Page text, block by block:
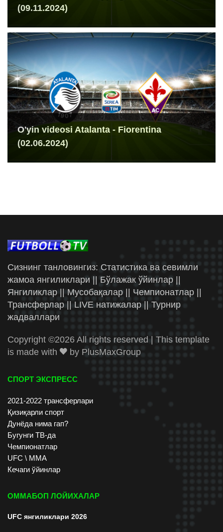
(09.11.2024)
O'yin videosi Atalanta - Fiorentina
(02.06.2024)
Сизнинг танловингиз: Статистика ва севимли
жамоа янгиликлари || Бўлажак ўйинлар ||
Янгиликлар || Мусобақалар || Чемпионатлар ||
Трансферлар || LIVE натижалар || Турнир
жадваллари
Copyright ©2026 All rights reserved | This template
is made with
by PlusMaxGroup
СПОРТ ЭКСПРЕСС
2021-2022 трансферлари
Қизиқарли спорт
Дунёда нима гап?
Бугунги ТВ-да
Чемпионатлар
UFC \ ММА
Кечаги ўйинлар
ОММАБОП ЛОЙИХАЛАР
UFC янгиликлари 2026